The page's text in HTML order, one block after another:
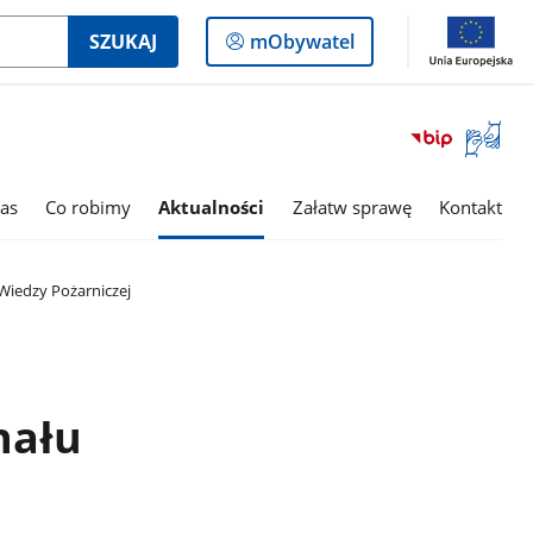
SZUKAJ
Logowanie
do
mObywatel
Otwórz
okno
Co robimy Aktualności Załatw sprawę Kontakt
Pożarniczej